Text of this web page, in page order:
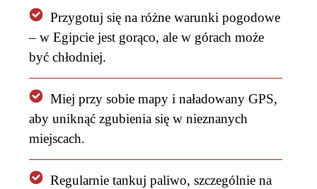
Przygotuj się na różne warunki pogodowe
– w Egipcie jest gorąco, ale w górach może
być chłodniej.
Miej przy sobie mapy i naładowany GPS,
aby uniknąć zgubienia się w nieznanych
miejscach.
Regularnie tankuj paliwo, szczególnie na